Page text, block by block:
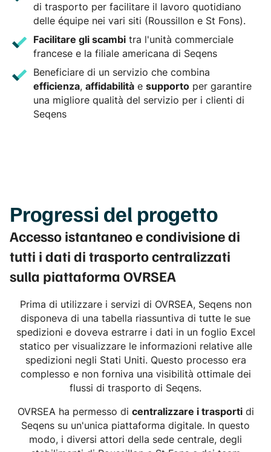
di trasporto per facilitare il lavoro quotidiano
delle équipe nei vari siti (Roussillon e St Fons).
Facilitare gli scambi tra l'unità commerciale
francese e la filiale americana di Seqens
Beneficiare di un servizio che combina
efficienza,affidabilità esupporto per garantire
una migliore qualità del servizio per i clienti di
Seqens
Progressi del progetto
Accesso istantaneo e condivisione di
tutti i dati di trasporto centralizzati
sulla piattaforma OVRSEA
Prima di utilizzare i servizi di OVRSEA, Seqens non
disponeva di una tabella riassuntiva di tutte le sue
spedizioni e doveva estrarre i dati in un foglio Excel
statico per visualizzare le informazioni relative alle
spedizioni negli Stati Uniti. Questo processo era
complesso e non forniva una visibilità ottimale dei
flussi di trasporto di Seqens.
OVRSEA ha permesso di centralizzare i trasportidi
Seqens su un'unica piattaforma digitale. In questo
modo, i diversi attori della sede centrale, degli